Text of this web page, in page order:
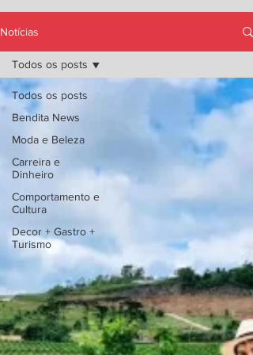
Notícias
Todos os posts
Bendita News
Moda e Beleza
Carreira e
Dinheiro
Comportamento e
Cultura
Decor + Gastro +
Turismo
Todos os posts